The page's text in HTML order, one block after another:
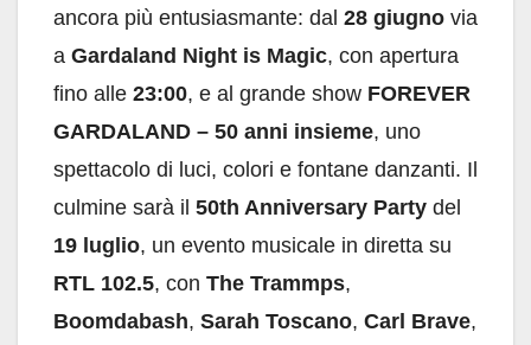
ancora più entusiasmante: dal 28 giugno via
a Gardaland Night is Magic, con apertura
fino alle 23:00, e al grande show FOREVER
GARDALAND – 50 anni insieme, uno
spettacolo di luci, colori e fontane danzanti. Il
culmine sarà il 50th Anniversary Party del
19 luglio, un evento musicale in diretta su
RTL 102.5, con The Trammps,
Boomdabash, Sarah Toscano, Carl Brave,